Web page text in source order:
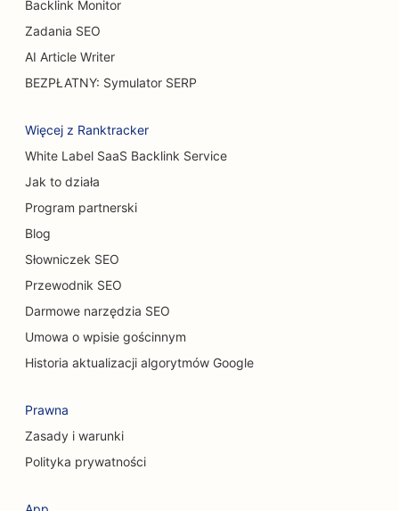
Backlink Monitor
Zadania SEO
AI Article Writer
BEZPŁATNY: Symulator SERP
Więcej z Ranktracker
White Label SaaS Backlink Service
Jak to działa
Program partnerski
Blog
Słowniczek SEO
Przewodnik SEO
Darmowe narzędzia SEO
Umowa o wpisie gościnnym
Historia aktualizacji algorytmów Google
Prawna
Zasady i warunki
Polityka prywatności